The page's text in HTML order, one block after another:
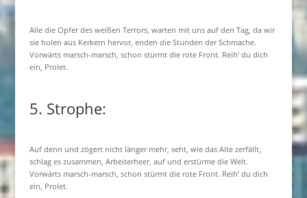
Alle die Opfer des weißen Terrors, warten mit uns auf den Tag, da wir
sie holen aus Kerkern hervor, enden die Stunden der Schmache.
Vorwärts marsch-marsch, schon stürmt die rote Front. Reih’ du dich
ein, Prolet.
5. Strophe:
Auf denn und zögert nicht länger mehr, seht, wie das Alte zerfällt,
schlag es zusammen, Arbeiterheer, auf und erstürme die Welt.
Vorwärts marsch-marsch, schon stürmt die rote Front. Reih’ du dich
ein, Prolet.